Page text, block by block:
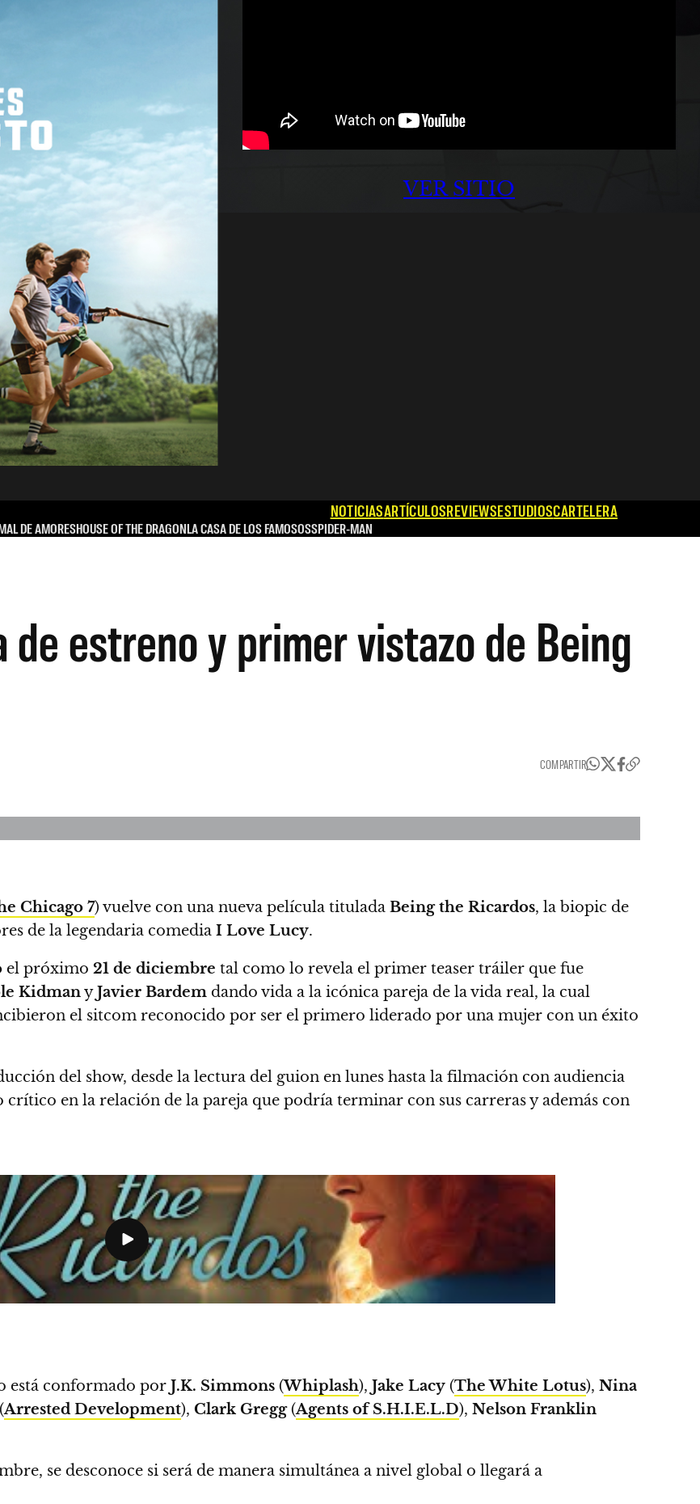
VER SITIO
NOTICIASARTÍCULOSREVIEWSESTUDIOSCARTELERA
DE AMORESHOUSE OF THE DRAGONLA CASA DE LOS FAMOSOSSPIDER-MAN
estreno y primer vistazo de Being
COMPARTIR
Chicago 7) vuelve con una nueva película titulada Being the Ricardos, la biopic de
de la legendaria comedia I Love Lucy.
el próximo 21 de diciembre tal como lo revela el primer teaser tráiler que fue
KidmanyJavier Bardem dando vida a la icónica pareja de la vida real, la cual
el sitcom reconocido por ser el primero liderado por una mujer con un éxito
del show, desde la lectura del guion en lunes hasta la filmación con audiencia
en la relación de la pareja que podría terminar con sus carreras y además con
está conformado por J.K. Simmons (Whiplash), Jake Lacy (The White Lotus), Nina
(Arrested Development), Clark Gregg(Agents of S.H.I.E.L.D), Nelson Franklin
se desconoce si será de manera simultánea a nivel global o llegará a